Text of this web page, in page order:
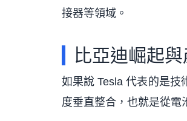
接器等領域。
比亞迪崛起
如果說 Tesla 代表的是技
度垂直整合，也就是從電